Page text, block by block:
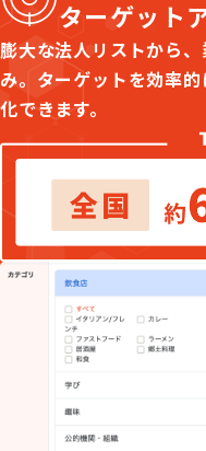
ターゲット
膨大な法人リストから
み。ターゲットを効率
化できます。